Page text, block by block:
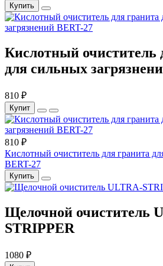
Купить
Кислотный очиститель
для сильных
810 ₽
Купит
810 ₽
Кислотный очиститель для гранита
BERT-27
Купить
Щелочной очиститель
STRIPPER
1080 ₽